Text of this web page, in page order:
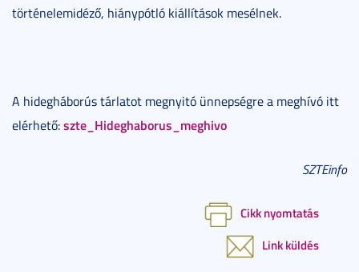
történelemidéző, hiánypótló kiállítások mesélnek.
A hidegháborús tárlatot megnyitó ünnepségre a meghívó itt
elérhető:szte_Hideghaborus_meghivo
SZTEinfo
Cikk nyomtatás
Link küldés